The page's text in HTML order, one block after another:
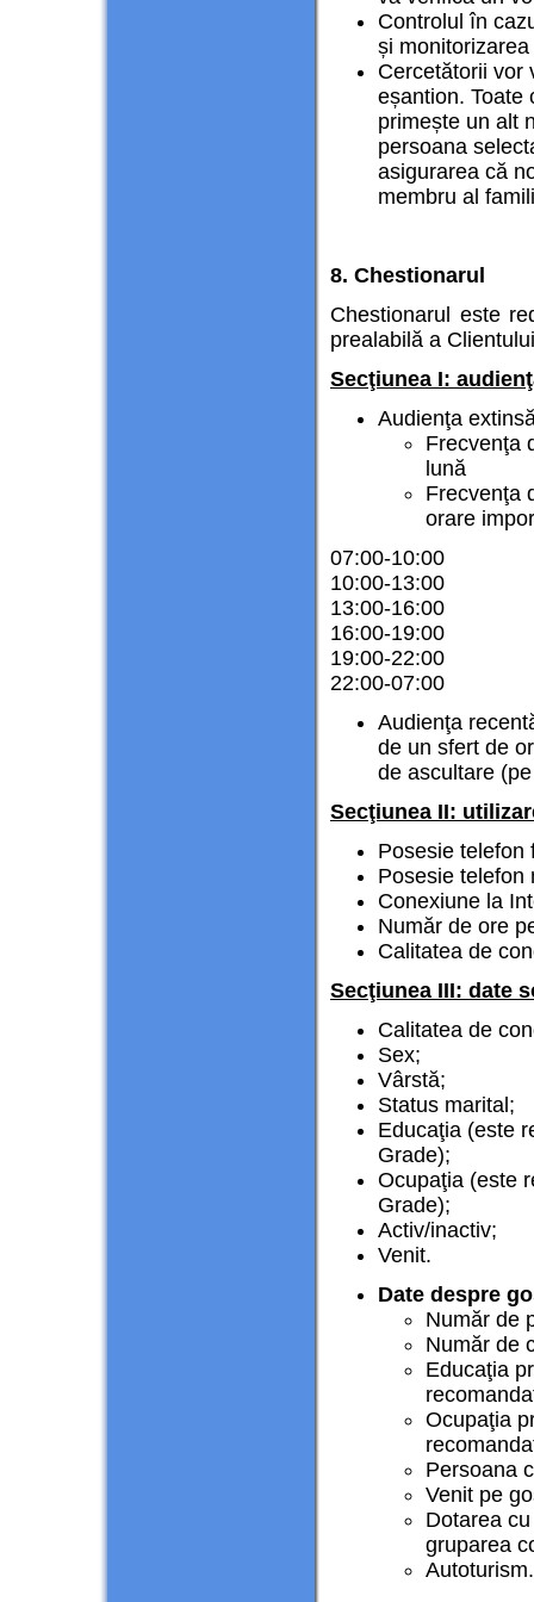
Controlul în
și
Cercetătorii vor
eșantion. Toate
primește un alt
persoana
asigurarea că
membru al
8. Chestionarul
Chestionarul este
prealabilă a
Secţiunea I:
Audienţa
Frecvenţa
lună
Frecvenţa
orare
07:00-10:00
10:00-13:00
13:00-16:00
16:00-19:00
19:00-22:00
22:00-07:00
Audienţa
de un sfert de
de ascultare
Secţiunea II:
Posesie telefon
Posesie telefon
Conexiune la
Număr de ore
Calitatea de
Secţiunea III: date
Calitatea de
Sex;
Vârstă;
Status marital;
Educaţia (este
Grade);
Ocupaţia (este
Grade);
Activ/inactiv;
Venit.
Date despre
Număr de
Număr de
Educaţia
Ocupaţia
Persoana
Venit pe
Dotarea
gruparea
Autoturism.